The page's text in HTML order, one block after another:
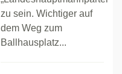
zu sein. Wichtiger auf
dem Weg zum
Ballhausplatz...